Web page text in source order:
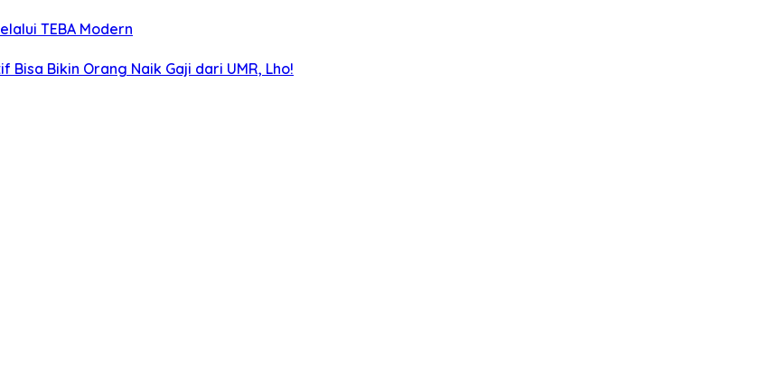
TEBA Modern
Bikin Orang Naik Gaji dari UMR, Lho!